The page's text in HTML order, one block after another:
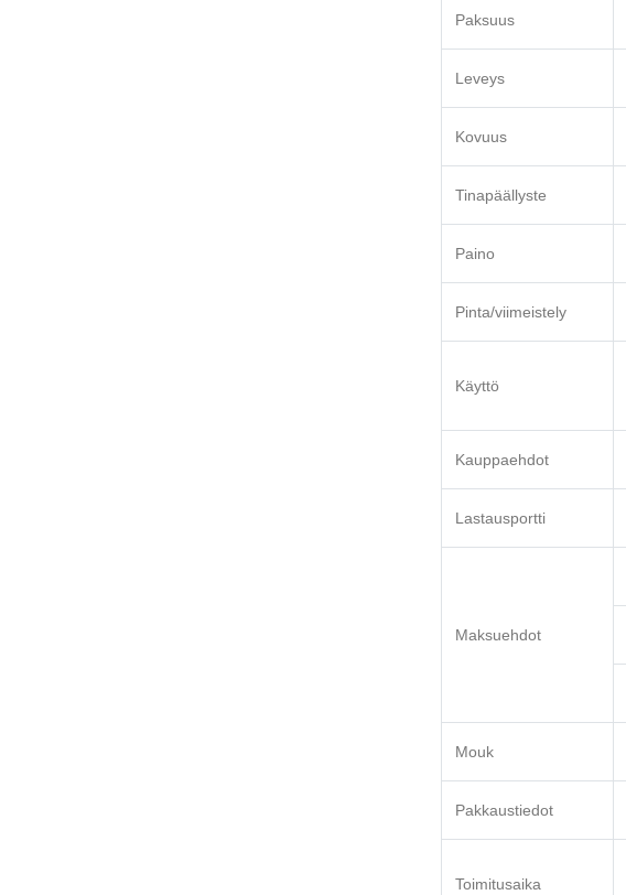
Paksuus
Leveys
Kovuus
Tinapäällyste
Paino
Pinta/viimeistely
Käyttö
Kauppaehdot
Lastausportti
Maksuehdot
Mouk
Pakkaustiedot
Toimitusaika